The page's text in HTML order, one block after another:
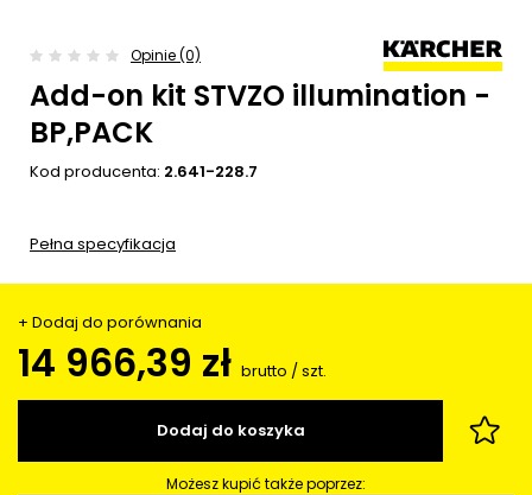
Opinie (0)
Add-on kit STVZO illumination -
BP,PACK
Kod producenta: 2.641-228.7
Pełna specyfikacja
+ Dodaj do porównania
14 966,39 zł brutto /szt.
Dodaj do koszyka
Możesz kupić także poprzez: